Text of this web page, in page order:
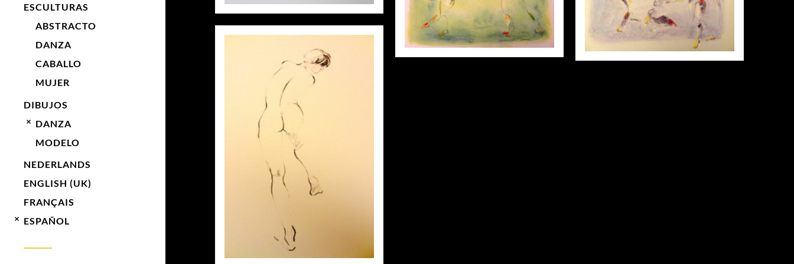
ESCULTURAS
ABSTRACTO
DANZA
CABALLO
MUJER
DIBUJOS
DANZA
MODELO
NEDERLANDS
ENGLISH (UK)
FRANÇAIS
ESPAÑOL